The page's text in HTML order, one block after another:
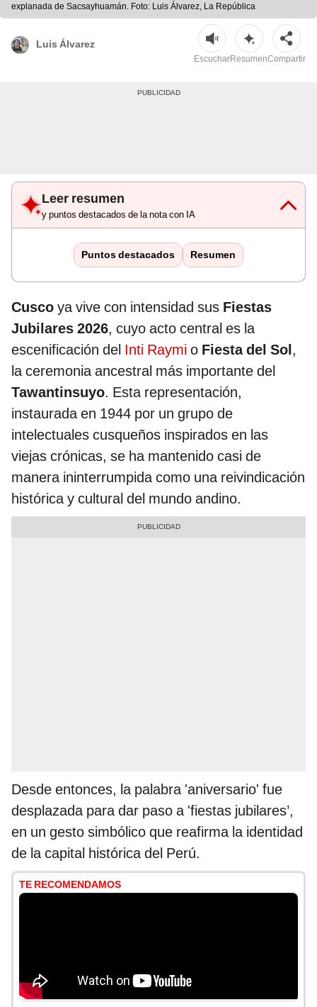
explanada de Sacsayhuamán. Foto: Luis Álvarez, La República
Luis Álvarez
EscucharResumenCompartir
Leer resumen
y puntos destacados de la nota con IA
Puntos destacados Resumen
Cusco ya vive con intensidad sus Fiestas
Jubilares 2026, cuyo acto central es la
escenificación del Inti Raymi o Fiesta del Sol,
la ceremonia ancestral más importante del
Tawantinsuyo. Esta representación,
instaurada en 1944 por un grupo de
intelectuales cusqueños inspirados en las
viejas crónicas, se ha mantenido casi de
manera ininterrumpida como una reivindicación
histórica y cultural del mundo andino.
Desde entonces, la palabra 'aniversario' fue
desplazada para dar paso a 'fiestas jubilares’,
en un gesto simbólico que reafirma la identidad
de la capital histórica del Perú.
TE RECOMENDAMOS